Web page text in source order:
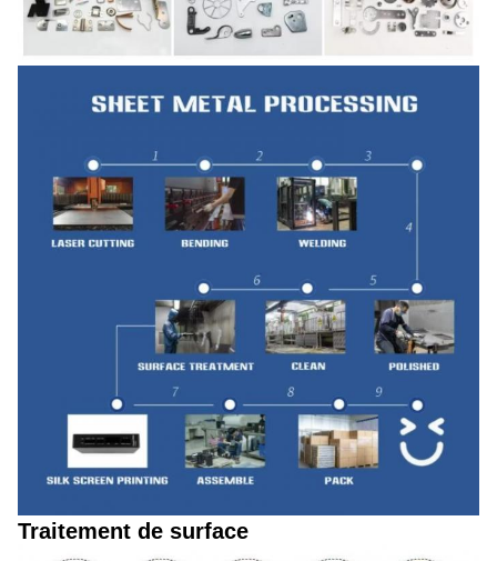
Traitement de surface